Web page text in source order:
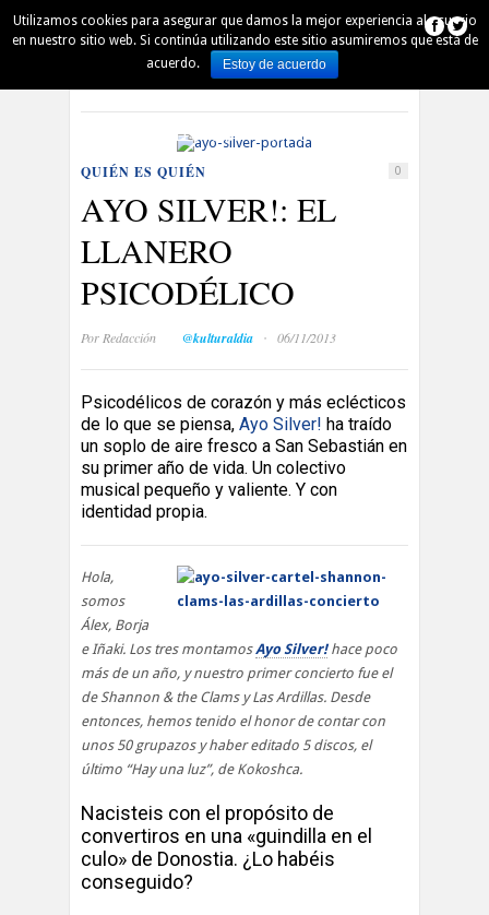
AUSKALO DENBORAPASA PINTXO
AGENDA MÚSICA
LECTURA ARTE
Español
QUIÉN ES QUIÉN 0
AYO SILVER!: EL
LLANERO
PSICODÉLICO
Por Redacción @kulturaldia · 06/11/2013
Psicodélicos de corazón y más eclécticos
de lo que se piensa, Ayo Silver! ha traído
un soplo de aire fresco a San Sebastián en
su primer año de vida. Un colectivo
musical pequeño y valiente. Y con
identidad propia.
Hola,
somos
Álex, Borja
e Iñaki. Los tres montamosAyo Silver!hace poco
más de un año, y nuestro primer concierto fue el
de Shannon & the Clams y Las Ardillas. Desde
entonces, hemos tenido el honor de contar con
unos 50 grupazos y haber editado 5 discos, el
último “Hay una luz”, de Kokoshca.
Nacisteis con el propósito de
convertiros en una «guindilla en el
culo» de Donostia. ¿Lo habéis
conseguido?
Utilizamos cookies para asegurar que damos la mejor experiencia al usuario
en nuestro sitio web. Si continúa utilizando este sitio asumiremos que está de
acuerdo.
Estoy de acuerdo